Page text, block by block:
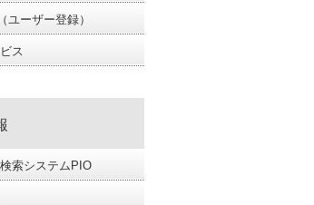
ユーザー登録）
ス
索システムPIO